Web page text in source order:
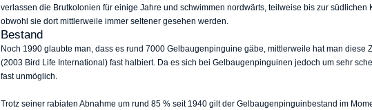
verlassen die Brutkolonien für einige Jahre und schwimmen nordwärts, teilweise bis zur
obwohl sie dort mittlerweile immer seltener gesehen werden.
Bestand
Noch 1990 glaubte man, dass es rund 7000 Gelbaugenpinguine gäbe, mittlerweile hat man diese
(2003 Bird Life International) fast halbiert. Da es sich bei Gelbaugenpinguinen jedoch um sehr
fast unmöglich.
Trotz seiner rabiaten Abnahme um rund 85 % seit 1940 gilt der Gelbaugenpinguinbestand im